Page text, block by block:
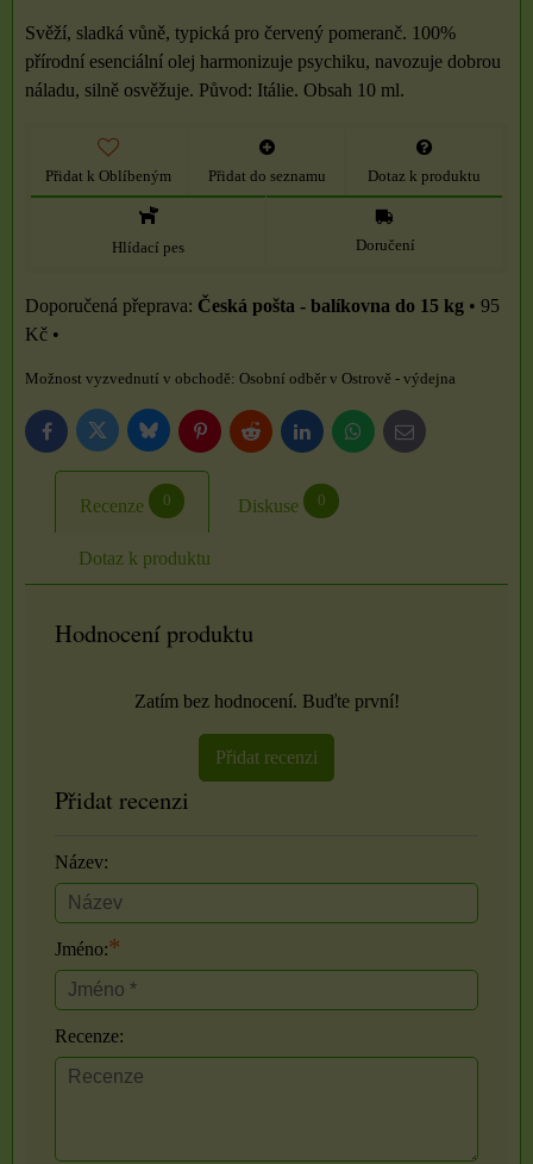
Svěží, sladká vůně, typická pro červený pomeranč. 100%
přírodní esenciální olej harmonizuje psychiku, navozuje dobrou
náladu, silně osvěžuje. Původ: Itálie. Obsah 10 ml.
Přidat k Oblíbeným Přidat do seznamu Dotaz k produktu
Hlídací pes Doručení
Česká pošta - balíkovna do 15 kg • 95
Kč •
Osobní odběr v Ostrově - výdejna
FacebookTwitter BlueskyPinterestReddit LinkedInWhatsApp
E-
mail
Recenze 0 Diskuse 0
Dotaz k produktu
Hodnocení produktu
Zatím bez hodnocení. Buďte první!
Přidat recenzi
Přidat recenzi
Název:
Jméno:*
Recenze: